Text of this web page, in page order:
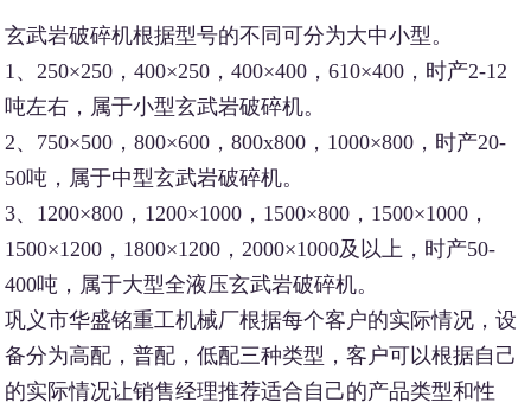
玄武岩破碎机根据型号的不同可分为大中小型。
1、250×250，400×250，400×400，610×400，时产2-12
吨左右，属于小型玄武岩破碎机。
2、750×500，800×600，800x800，1000×800，时产20-
50吨，属于中型玄武岩破碎机。
3、1200×800，1200×1000，1500×800，1500×1000，
1500×1200，1800×1200，2000×1000及以上，时产50-
400吨，属于大型全液压玄武岩破碎机。
巩义市华盛铭重工机械厂根据每个客户的实际情况，设
备分为高配，普配，低配三种类型，客户可以根据自己
的实际情况让销售经理推荐适合自己的产品类型和性